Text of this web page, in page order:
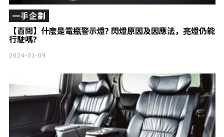
【百問】什麼是電瓶警示燈? 閃燈原因及因應法，亮燈仍能
行駛嗎?
一手企劃
2024-01-09